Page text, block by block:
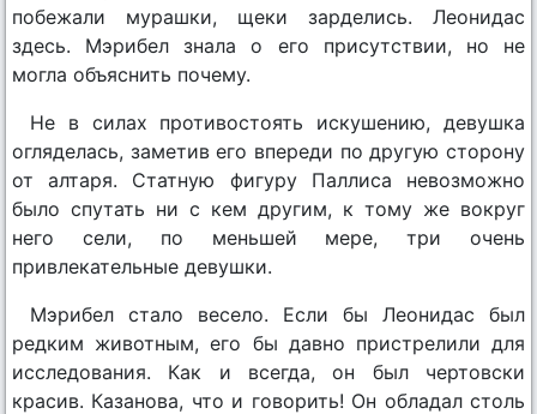
побежали мурашки, щеки зарделись. Леонидас
здесь. Мэрибел знала о его присутствии, но не
могла объяснить почему.
Не в силах противостоять искушению, девушка
огляделась, заметив его впереди по другую сторону
от алтаря. Статную фигуру Паллиса невозможно
было спутать ни с кем другим, к тому же вокруг
него сели, по меньшей мере, три очень
привлекательные девушки.
Мэрибел стало весело. Если бы Леонидас был
редким животным, его бы давно пристрелили для
исследования. Как и всегда, он был чертовски
красив. Казанова, что и говорить! Он обладал столь